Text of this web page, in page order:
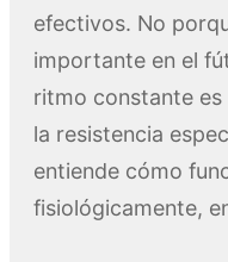
efectivos. No
importante en el
ritmo constante
la resistencia
entiende cómo
fisiológicamente,